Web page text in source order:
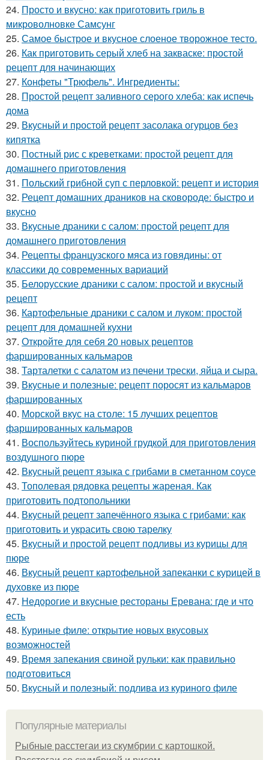
24. Просто и вкусно: как приготовить гриль в
микроволновке Самсунг
25. Самое быстрое и вкусное слоеное творожное тесто.
26. Как приготовить серый хлеб на закваске: простой
рецепт для начинающих
27. Конфеты "Трюфель". Ингредиенты:
28. Простой рецепт заливного серого хлеба: как испечь
дома
29. Вкусный и простой рецепт засолака огурцов без
кипятка
30. Постный рис с креветками: простой рецепт для
домашнего приготовления
31. Польский грибной суп с перловкой: рецепт и история
32. Рецепт домашних драников на сковороде: быстро и
вкусно
33. Вкусные драники с салом: простой рецепт для
домашнего приготовления
34. Рецепты французского мяса из говядины: от
классики до современных вариаций
35. Белорусские драники с салом: простой и вкусный
рецепт
36. Картофельные драники с салом и луком: простой
рецепт для домашней кухни
37. Откройте для себя 20 новых рецептов
фаршированных кальмаров
38. Тарталетки с салатом из печени трески, яйца и сыра.
39. Вкусные и полезные: рецепт поросят из кальмаров
фаршированных
40. Морской вкус на столе: 15 лучших рецептов
фаршированных кальмаров
41. Воспользуйтесь куриной грудкой для приготовления
воздушного пюре
42. Вкусный рецепт языка с грибами в сметанном соусе
43. Тополевая рядовка рецепты жареная. Как
приготовить подтопольники
44. Вкусный рецепт запечённого языка с грибами: как
приготовить и украсить свою тарелку
45. Вкусный и простой рецепт подливы из курицы для
пюре
46. Вкусный рецепт картофельной запеканки с курицей в
духовке из пюре
47. Недорогие и вкусные рестораны Еревана: где и что
есть
48. Куриные филе: открытие новых вкусовых
возможностей
49. Время запекания свиной рульки: как правильно
подготовиться
50. Вкусный и полезный: подлива из куриного филе
Популярные материалы
Рыбные расстегаи из скумбрии с картошкой.